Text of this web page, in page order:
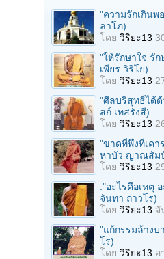
"ความรักเกินพ
ลาโภ)
โดย วิริยะ13
"ให้รักษาใจ รั
เพียร วิริโย)
โดย วิริยะ13
"ศีลบริสุทธิ์ได้
สก์ เทสรังสี)
โดย วิริยะ13
"ขาดที่พึ่งที่เคา
หาบัว ญาณสัม
โดย วิริยะ13
."อะไรคือเหตุ
จันทา ถาวโร)
โดย วิริยะ13 จั
"แก้กรรมล้างบ
โร)
โดย วิริยะ13 อ